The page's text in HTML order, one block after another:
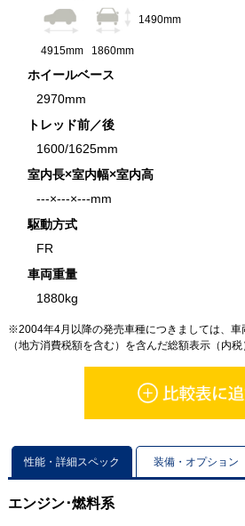
4915mm 1860mm
1490mm
ホイールベース
2970mm
トレッド前／後
1600/1625mm
室内長×室内幅×室内高
---×---×---mm
駆動方式
FR
車両重量
1880kg
※2004年4月以降の発売車種につきましては、車
（地方消費税額を含む）を含んだ総額表示（内税
性能・詳細スペック 装備・オプション
エンジン･燃料系